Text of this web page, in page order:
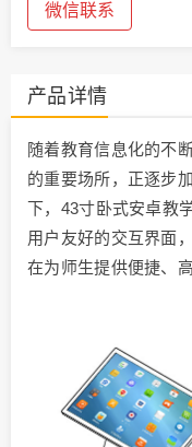
微信联系
产品详情
随着教育信息化的不
的重要场所，正逐步
下，43寸卧式安卓教
用户友好的交互界面
在为师生提供便捷、